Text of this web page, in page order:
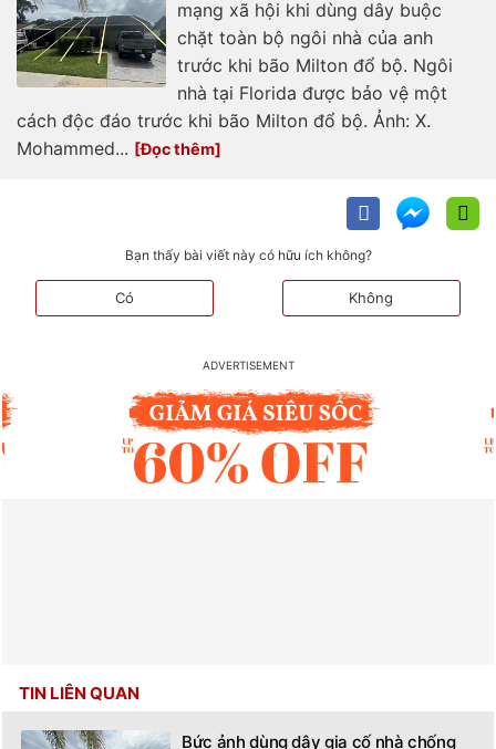
mạng xã hội khi dùng dây buộc
chặt toàn bộ ngôi nhà của anh
trước khi bão Milton đổ bộ. Ngôi
nhà tại Florida được bảo vệ một
cách độc đáo trước khi bão Milton đổ bộ. Ảnh: X.
Mohammed...
Bạn thấy bài viết này có hữu ích không?
Có Không
TIN LIÊN QUAN
Bức ảnh dùng dây gia cố nhà chống